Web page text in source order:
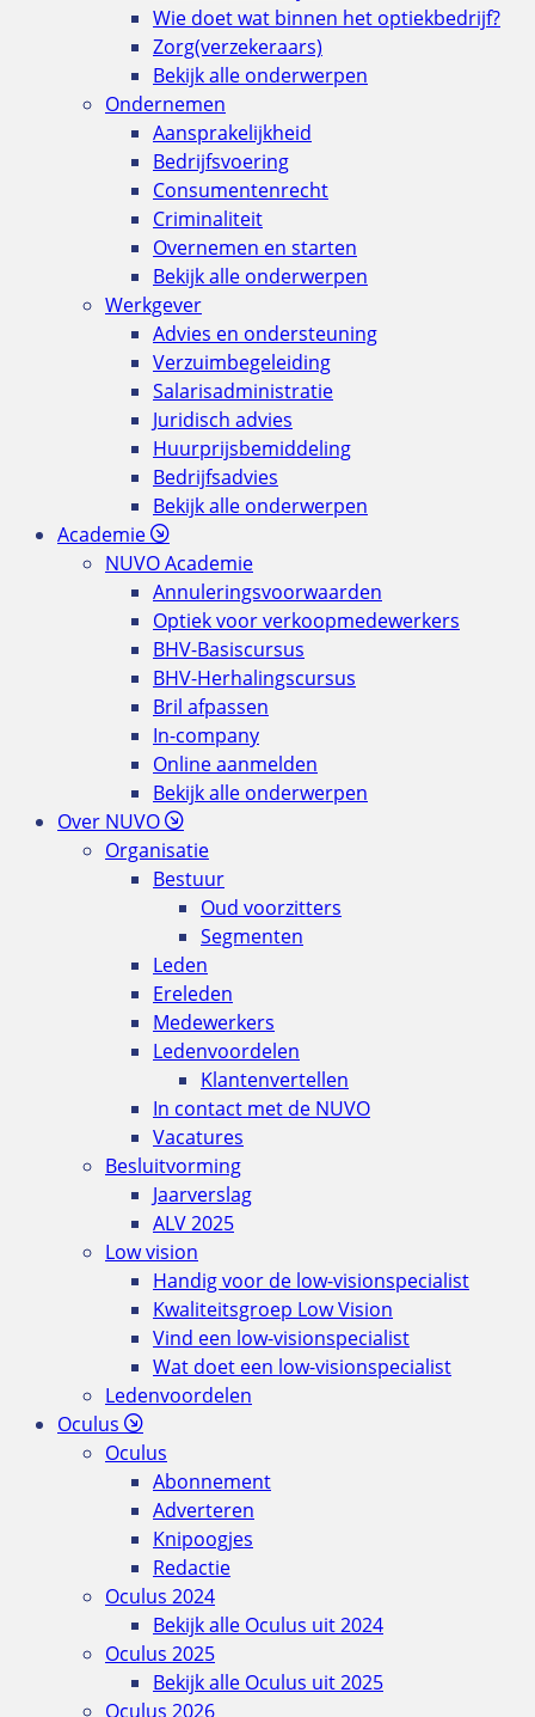
Wie doet wat binnen het optiekbedrijf?
Zorg(verzekeraars)
Bekijk alle onderwerpen
Ondernemen
Aansprakelijkheid
Bedrijfsvoering
Consumentenrecht
Criminaliteit
Overnemen en starten
Bekijk alle onderwerpen
Werkgever
Advies en ondersteuning
Verzuimbegeleiding
Salarisadministratie
Juridisch advies
Huurprijsbemiddeling
Bedrijfsadvies
Bekijk alle onderwerpen
Academie
NUVO Academie
Annuleringsvoorwaarden
Optiek voor verkoopmedewerkers
BHV-Basiscursus
BHV-Herhalingscursus
Bril afpassen
In-company
Online aanmelden
Bekijk alle onderwerpen
Over NUVO
Organisatie
Bestuur
Oud voorzitters
Segmenten
Leden
Ereleden
Medewerkers
Ledenvoordelen
Klantenvertellen
In contact met de NUVO
Vacatures
Besluitvorming
Jaarverslag
ALV 2025
Low vision
Handig voor de low-visionspecialist
Kwaliteitsgroep Low Vision
Vind een low-visionspecialist
Wat doet een low-visionspecialist
Ledenvoordelen
Oculus
Oculus
Abonnement
Adverteren
Knipoogjes
Redactie
Oculus 2024
Bekijk alle Oculus uit 2024
Oculus 2025
Bekijk alle Oculus uit 2025
Oculus 2026